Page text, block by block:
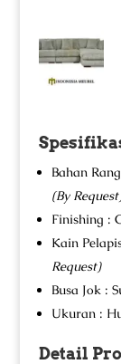
Bahan
(By
Finishing :
Kain
Request)
Busa Jok :
Ukuran :
Detail